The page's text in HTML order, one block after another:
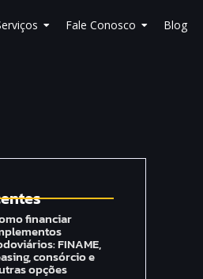
Fale Conosco Blog
financiar
FINAME,
consórcio e
opções